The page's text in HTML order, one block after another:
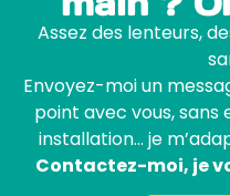
Assez des lenteurs,
Envoyez-moi un
point avec vous, sans
installation… je
Contactez-moi, je